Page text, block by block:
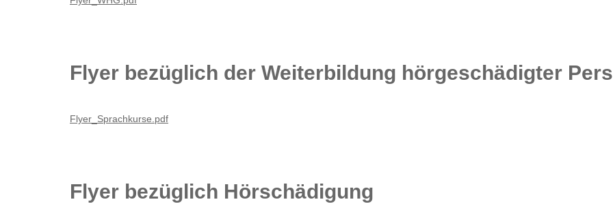
Flyer bezüglich der Weiterbildung hörgeschädigter
Flyer_Sprachkurse.pdf
Flyer bezüglich Hörschädigung